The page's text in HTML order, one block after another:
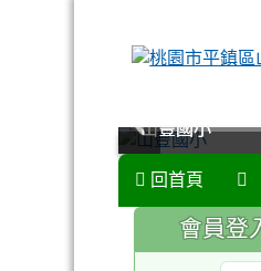
山豐國小
山豐國小
山豐國小
山豐國小
回首頁
:::
會員登